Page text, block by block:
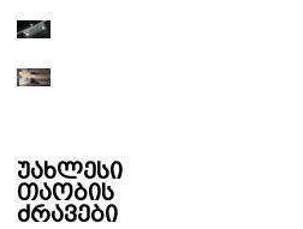
უახლესი
თაობის
ძრავები